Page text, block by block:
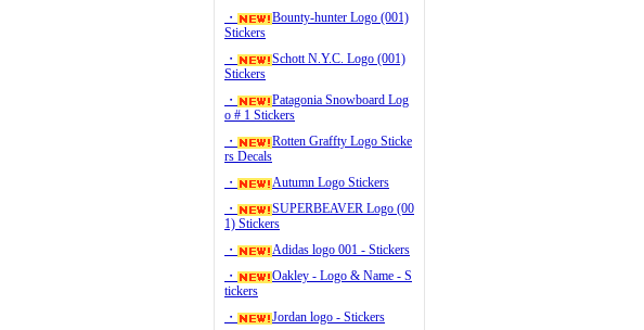
・
Bounty-hunter Logo (001)
Stickers
・
Schott N.Y.C. Logo (001)
Stickers
・
Patagonia Snowboard Log
o # 1 Stickers
・
Rotten Graffty Logo Sticke
rs Decals
・
Autumn Logo Stickers
・
SUPERBEAVER Logo (00
1) Stickers
・
Adidas logo 001 - Stickers
・
Oakley - Logo & Name - S
tickers
・
Jordan logo - Stickers